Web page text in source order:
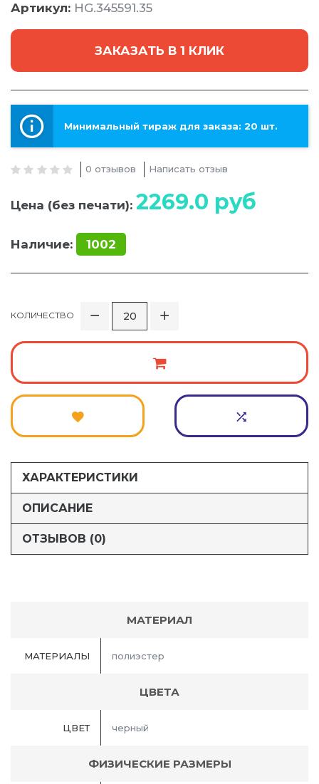
Артикул: HG.345591.35
ЗАКАЗАТЬ В 1 КЛИК
Минимальный тираж для заказа: 20 шт.
0 отзывов Написать отзыв
Цена (без печати): 2269.0 руб
Наличие: 1002
КОЛИЧЕСТВО
ХАРАКТЕРИСТИКИ
ОПИСАНИЕ
ОТЗЫВОВ (0)
МАТЕРИАЛ
МАТЕРИАЛЫ полиэстер
ЦВЕТА
ЦВЕТ черный
ФИЗИЧЕСКИЕ РАЗМЕРЫ